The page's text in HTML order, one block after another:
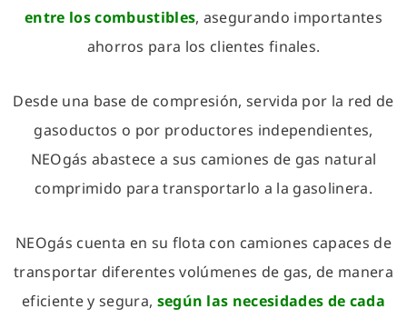
entre los combustibles, asegurando importantes
ahorros para los clientes finales.
Desde una base de compresión, servida por la red de
gasoductos o por productores independientes,
NEOgás abastece a sus camiones de gas natural
comprimido para transportarlo a la gasolinera.
NEOgás cuenta en su flota con camiones capaces de
transportar diferentes volúmenes de gas, de manera
eficiente y segura, según las necesidades de cada